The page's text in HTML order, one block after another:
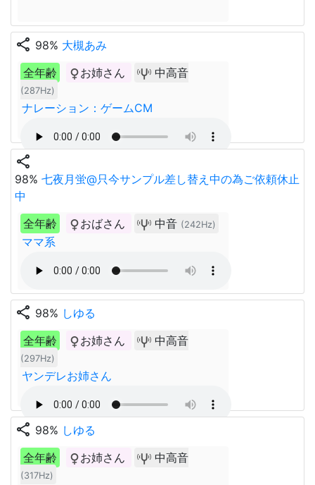
share 98% 大槻あみ
全年齢
お姉さん 中高音
(287Hz)
ナレーション：ゲームCM
share
98% 七夜月蛍@只今サンプル差し替え中の為ご依頼休止
中
全年齢
おばさん 中音 (242Hz)
ママ系
share 98% しゆる
全年齢
お姉さん 中高音
(297Hz)
ヤンデレお姉さん
share 98% しゆる
全年齢
お姉さん 中高音
(317Hz)